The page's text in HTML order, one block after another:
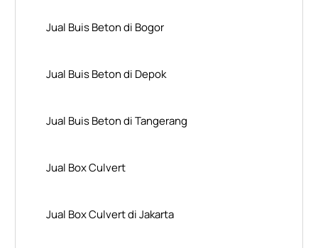
Jual Buis Beton di Bogor
Jual Buis Beton di Depok
Jual Buis Beton di Tangerang
Jual Box Culvert
Jual Box Culvert di Jakarta